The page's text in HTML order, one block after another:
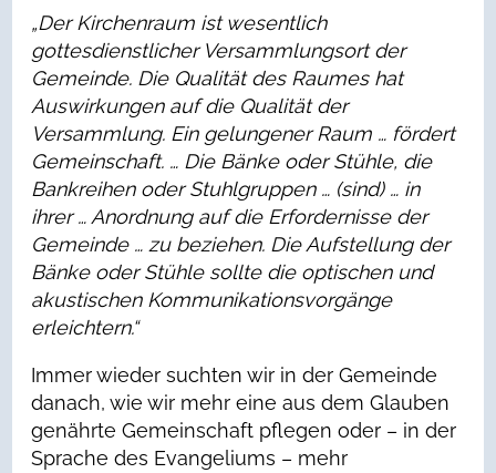
„Der Kirchenraum ist wesentlich
gottesdienstlicher Versammlungsort der
Gemeinde. Die Qualität des Raumes hat
Auswirkungen auf die Qualität der
Versammlung. Ein gelungener Raum … fördert
Gemeinschaft. … Die Bänke oder Stühle, die
Bankreihen oder Stuhlgruppen … (sind) … in
ihrer … Anordnung auf die Erfordernisse der
Gemeinde … zu beziehen. Die Aufstellung der
Bänke oder Stühle sollte die optischen und
akustischen Kommunikationsvorgänge
erleichtern.“
Immer wieder suchten wir in der Gemeinde
danach, wie wir mehr eine aus dem Glauben
genährte Gemeinschaft pflegen oder – in der
Sprache des Evangeliums – mehr